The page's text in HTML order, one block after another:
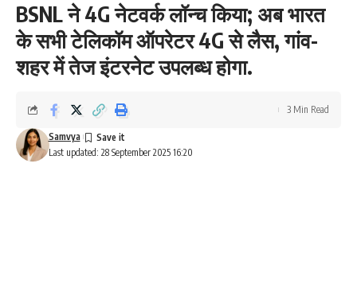
BSNL ने 4G नेटवर्क लॉन्च किया; अब भारत
के सभी टेलिकॉम ऑपरेटर 4G से लैस, गांव-
शहर में तेज इंटरनेट उपलब्ध होगा.
Last updated: 28 September 2025 16:20
Samvya
3 Min Read